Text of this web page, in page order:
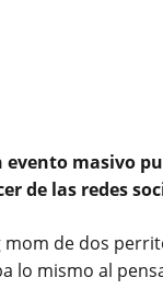
evento masivo
de las redes
mom de dos
lo mismo al